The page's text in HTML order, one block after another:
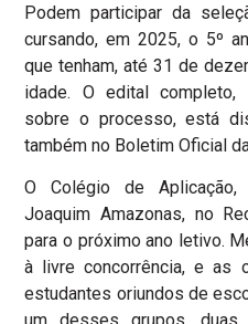
Podem participar da
cursando, em 2025, o 5º
que tenham, até 31 de
idade. O edital
sobre o processo, está
também no Boletim Oficial
O Colégio de
Joaquim Amazonas, no
para o próximo ano letivo.
à livre concorrência, e as
estudantes oriundos de